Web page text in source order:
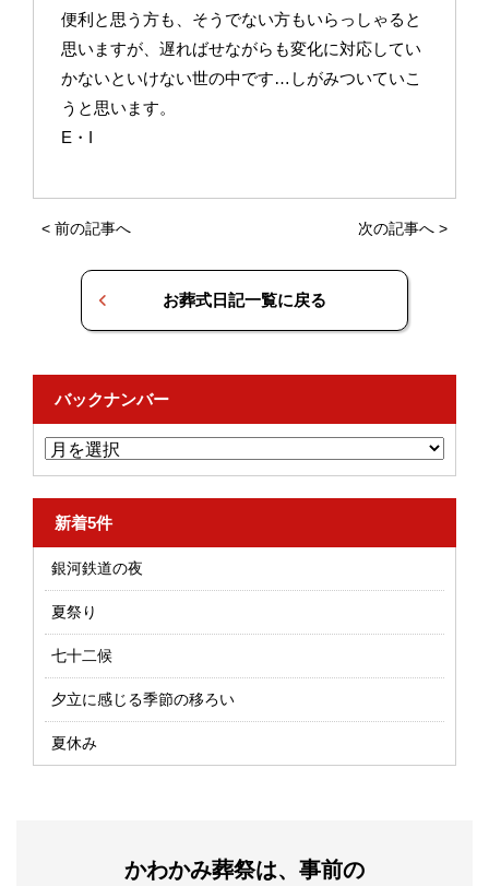
便利と思う方も、そうでない方もいらっしゃると
思いますが、遅ればせながらも変化に対応してい
かないといけない世の中です…しがみついていこ
うと思います。
E・I
< 前の記事へ 次の記事へ >
お葬式日記一覧に戻る
バックナンバー
新着5件
銀河鉄道の夜
夏祭り
七十二候
夕立に感じる季節の移ろい
夏休み
かわかみ葬祭は、事前の